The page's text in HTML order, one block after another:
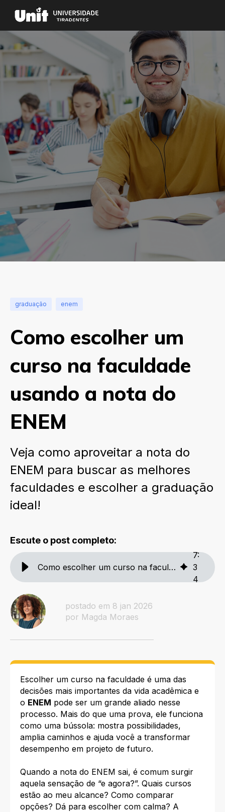
graduação enem
Como escolher um
curso na faculdade
usando a nota do
ENEM
Veja como aproveitar a nota do
ENEM para buscar as melhores
faculdades e escolher a graduação
ideal!
Escute o post completo:
Como escolher um curso na faculdade usando a nota do ENEM
7:
3
4
postado em 8 jan 2026
por Magda Moraes
Escolher um curso na faculdade é uma das
decisões mais importantes da vida acadêmica e
o ENEM pode ser um grande aliado nesse
processo. Mais do que uma prova, ele funciona
como uma bússola: mostra possibilidades,
amplia caminhos e ajuda você a transformar
desempenho em projeto de futuro.
Quando a nota do ENEM sai, é comum surgir
aquela sensação de “e agora?”. Quais cursos
estão ao meu alcance? Como comparar
opções? Dá para escolher com calma? A